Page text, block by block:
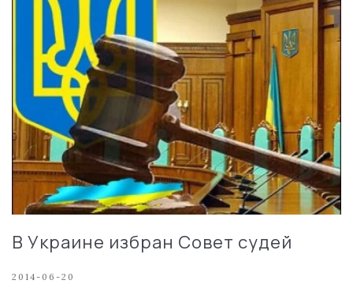
В Украине избран Совет судей
2014-06-20